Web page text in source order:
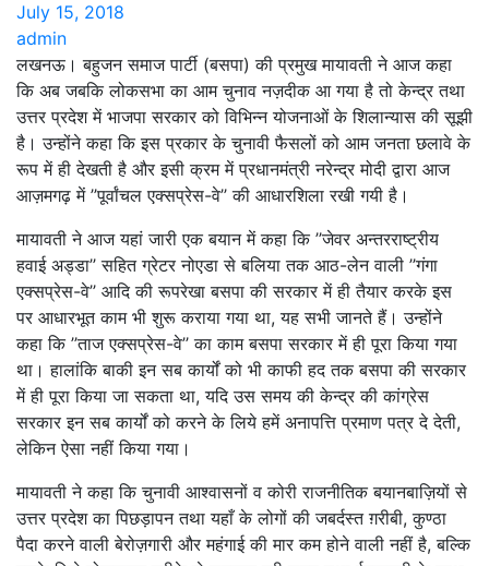
July 15, 2018
admin
लखनऊ। बहुजन समाज पार्टी (बसपा) की प्रमुख मायावती ने आज कहा
कि अब जबकि लोकसभा का आम चुनाव नज़दीक आ गया है तो केन्द्र तथा
उत्तर प्रदेश में भाजपा सरकार को विभिन्न योजनाओं के शिलान्यास की सूझी
है। उन्होंने कहा कि इस प्रकार के चुनावी फैसलों को आम जनता छलावे के
रूप में ही देखती है और इसी क्रम में प्रधानमंत्री नरेन्द्र मोदी द्वारा आज
आज़मगढ़ में ’’पूर्वांचल एक्सप्रेस-वे’’ की आधारशिला रखी गयी है।
मायावती ने आज यहां जारी एक बयान में कहा कि ’’जेवर अन्तरराष्ट्रीय
हवाई अड्डा’’ सहित ग्रेटर नोएडा से बलिया तक आठ-लेन वाली ’’गंगा
एक्सप्रेस-वे’’ आदि की रूपरेखा बसपा की सरकार में ही तैयार करके इस
पर आधारभूत काम भी शुरू कराया गया था, यह सभी जानते हैं। उन्होंने
कहा कि ’’ताज एक्सप्रेस-वे’’ का काम बसपा सरकार में ही पूरा किया गया
था। हालांकि बाकी इन सब कार्यों को भी काफी हद तक बसपा की सरकार
में ही पूरा किया जा सकता था, यदि उस समय की केन्द्र की कांग्रेस
सरकार इन सब कार्यों को करने के लिये हमें अनापत्ति प्रमाण पत्र दे देती,
लेकिन ऐसा नहीं किया गया।
मायावती ने कहा कि चुनावी आश्वासनों व कोरी राजनीतिक बयानबाज़ियों से
उत्तर प्रदेश का पिछड़ापन तथा यहाँ के लोगों की जबर्दस्त ग़रीबी, कुण्ठा
पैदा करने वाली बेरोज़गारी और महंगाई की मार कम होने वाली नहीं है, बल्कि